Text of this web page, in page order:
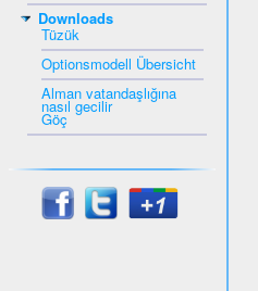
Downloads
Tüzük
Optionsmodell Übersicht
Alman vatandaşlığına
nasıl gecilir
Göç